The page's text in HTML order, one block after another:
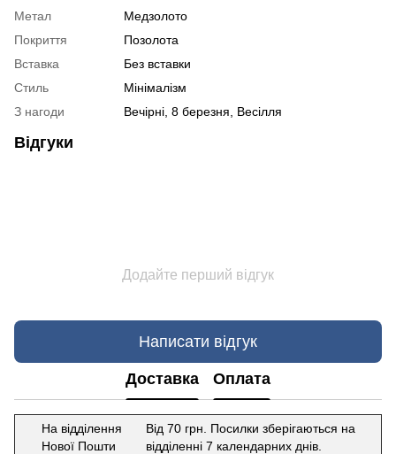
Метал
Медзолото
Покриття
Позолота
Вставка
Без вставки
Стиль
Мінімалізм
З нагоди
Вечірні, 8 березня, Весілля
Відгуки
Додайте перший відгук
Написати відгук
Доставка Оплата
На відділення
Нової Пошти
Від 70 грн. Посилки зберігаються на
відділенні 7 календарних днів.